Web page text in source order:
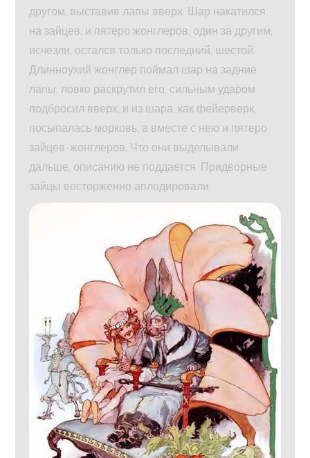
другом, выставив лапы вверх. Шар накатился
на зайцев, и пятеро жонглеров, один за другим,
исчезли, остался только последний, шестой.
Длинноухий жонглер поймал шар на задние
лапы, ловко раскрутил его, сильным ударом
подбросил вверх, и из шара, как фейерверк,
посыпалась морковь, а вместе с нею и пятеро
зайцев-жонглеров. Что они выделывали
дальше, описанию не поддается. Придворные
зайцы восторженно аплодировали.